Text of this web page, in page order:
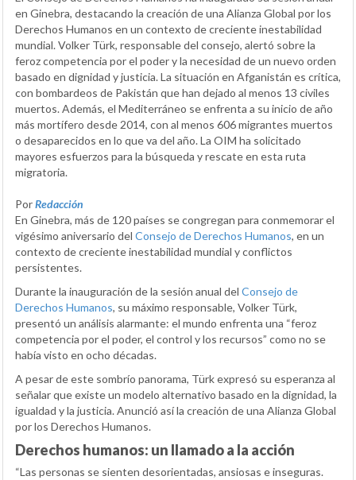
en Ginebra, destacando la creación de una Alianza Global por los
Derechos Humanos en un contexto de creciente inestabilidad
mundial. Volker Türk, responsable del consejo, alertó sobre la
feroz competencia por el poder y la necesidad de un nuevo orden
basado en dignidad y justicia. La situación en Afganistán es crítica,
con bombardeos de Pakistán que han dejado al menos 13 civiles
muertos. Además, el Mediterráneo se enfrenta a su inicio de año
más mortífero desde 2014, con al menos 606 migrantes muertos
o desaparecidos en lo que va del año. La OIM ha solicitado
mayores esfuerzos para la búsqueda y rescate en esta ruta
migratoria.
PorRedacción
En Ginebra, más de 120 países se congregan para conmemorar el
vigésimo aniversario del Consejo de Derechos Humanos, en un
contexto de creciente inestabilidad mundial y conflictos
persistentes.
Durante la inauguración de la sesión anual del Consejo de
Derechos Humanos, su máximo responsable, Volker Türk,
presentó un análisis alarmante: el mundo enfrenta una “feroz
competencia por el poder, el control y los recursos” como no se
había visto en ocho décadas.
A pesar de este sombrío panorama, Türk expresó su esperanza al
señalar que existe un modelo alternativo basado en la dignidad, la
igualdad y la justicia. Anunció así la creación de una Alianza Global
por los Derechos Humanos.
Derechos humanos: un llamado a la acción
“Las personas se sienten desorientadas, ansiosas e inseguras.